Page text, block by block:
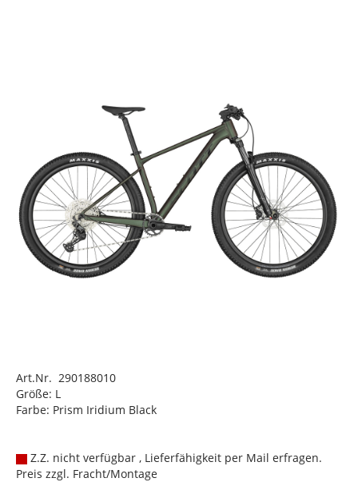
Art.Nr. 290188010
Größe: L
Farbe: Prism Iridium Black
Z.Z. nicht verfügbar , Lieferfähigkeit per Mail erfragen.
Preis zzgl. Fracht/Montage